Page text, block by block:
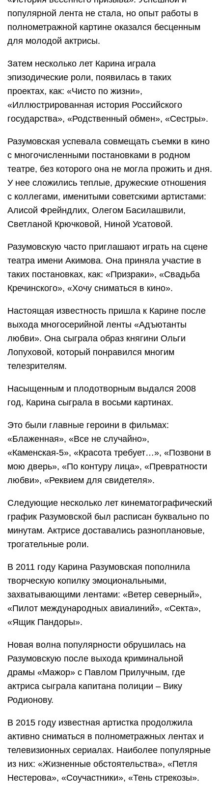
популярной лента не стала, но опыт работы в
полнометражной картине оказался бесценным
для молодой актрисы.
Затем несколько лет Карина играла
эпизодические роли, появилась в таких
проектах, как: «Чисто по жизни»,
«Иллюстрированная история Российского
государства», «Родственный обмен», «Сестры».
Разумовская успевала совмещать съемки в кино
с многочисленными постановками в родном
театре, без которого она не могла прожить и дня.
У нее сложились теплые, дружеские отношения
с коллегами, именитыми советскими артистами:
Алисой Фрейндлих, Олегом Басилашвили,
Светланой Крючковой, Ниной Усатовой.
Разумовскую часто приглашают играть на сцене
театра имени Акимова. Она приняла участие в
таких постановках, как: «Призраки», «Свадьба
Кречинского», «Хочу сниматься в кино».
Настоящая известность пришла к Карине после
выхода многосерийной ленты «Адъютанты
любви». Она сыграла образ княгини Ольги
Лопуховой, который понравился многим
телезрителям.
Насыщенным и плодотворным выдался 2008
год, Карина сыграла в восьми картинах.
Это были главные героини в фильмах:
«Блаженная», «Все не случайно»,
«Каменская-5», «Красота требует…», «Позвони в
мою дверь», «По контуру лица», «Превратности
любви», «Реквием для свидетеля».
Следующие несколько лет кинематографический
график Разумовской был расписан буквально по
минутам. Актрисе доставались разноплановые,
трогательные роли.
В 2011 году Карина Разумовская пополнила
творческую копилку эмоциональными,
захватывающими лентами: «Ветер северный»,
«Пилот международных авиалиний», «Секта»,
«Ящик Пандоры».
Новая волна популярности обрушилась на
Разумовскую после выхода криминальной
драмы «Мажор» с Павлом Прилучным, где
актриса сыграла капитана полиции – Вику
Родионову.
В 2015 году известная артистка продолжила
активно сниматься в полнометражных лентах и
телевизионных сериалах. Наиболее популярные
из них: «Жизненные обстоятельства», «Петля
Нестерова», «Соучастники», «Тень стрекозы».